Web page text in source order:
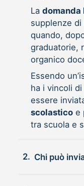
La domanda
supplenze
quando,
graduatorie,
organico
Essendo
ha i vincoli
essere
scolasticoe
tra scuola e
2.